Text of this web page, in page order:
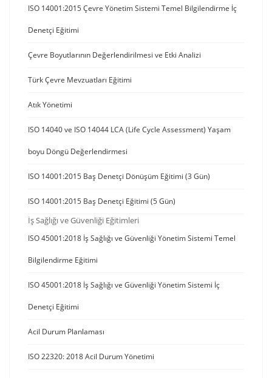
ISO 14001:2015 Çevre Yönetim Sistemi Temel Bilgilendirme İç
Denetçi Eğitimi
Çevre Boyutlarının Değerlendirilmesi ve Etki Analizi
Türk Çevre Mevzuatları Eğitimi
Atık Yönetimi
ISO 14040 ve ISO 14044 LCA (Life Cycle Assessment) Yaşam
boyu Döngü Değerlendirmesi
ISO 14001:2015 Baş Denetçi Dönüşüm Eğitimi (3 Gün)
ISO 14001:2015 Baş Denetçi Eğitimi (5 Gün)
İş Sağlığı ve Güvenliği Eğitimleri
ISO 45001:2018 İş Sağlığı ve Güvenliği Yönetim Sistemi Temel
Bilgilendirme Eğitimi
ISO 45001:2018 İş Sağlığı ve Güvenliği Yönetim Sistemi İç
Denetçi Eğitimi
Acil Durum Planlaması
ISO 22320: 2018 Acil Durum Yönetimi